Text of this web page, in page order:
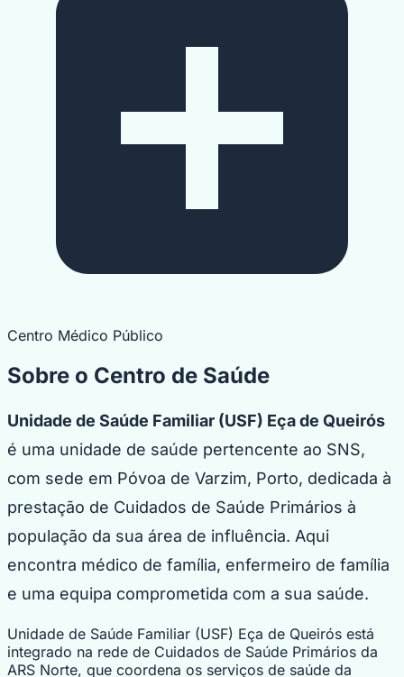
Centro Médico Público
Sobre o Centro de Saúde
Unidade de Saúde Familiar (USF) Eça de Queirós
é uma unidade de saúde pertencente ao SNS,
com sede em Póvoa de Varzim, Porto, dedicada à
prestação de Cuidados de Saúde Primários à
população da sua área de influência. Aqui
encontra médico de família, enfermeiro de família
e uma equipa comprometida com a sua saúde.
Unidade de Saúde Familiar (USF) Eça de Queirós está
integrado na rede de Cuidados de Saúde Primários da
ARS Norte, que coordena os serviços de saúde da